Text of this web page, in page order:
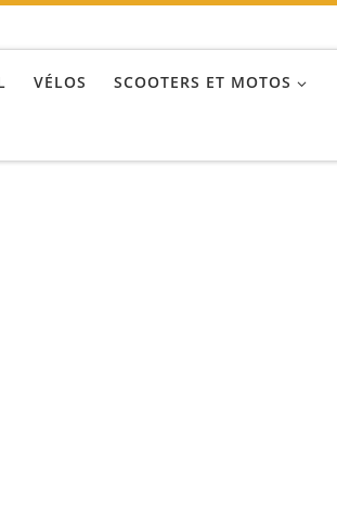
VÉLOS SCOOTERS ET MOTOS